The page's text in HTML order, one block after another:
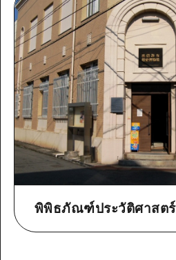
พิพิธภัณฑ์ประวัติศาสต